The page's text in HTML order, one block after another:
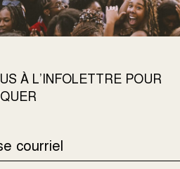
À L’INFOLETTRE POUR